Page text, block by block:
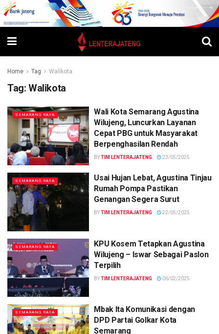
Home Tag Walikota
Tag: Walikota
SEMARANG RAYA
Wali Kota Semarang Agustina
Wilujeng, Luncurkan Layanan
Cepat PBG untuk Masyarakat
Berpenghasilan Rendah
BYTIM LENTERAJATENG 23/05/2025
SEMARANG RAYA
Usai Hujan Lebat, Agustina Tinjau
Rumah Pompa Pastikan
Genangan Segera Surut
BYTIM LENTERAJATENG 22/05/2025
SEMARANG RAYA
KPU Kosem Tetapkan Agustina
Wilujeng – Iswar Sebagai Paslon
Terpilih
BYTIM LENTERAJATENG 06/02/2025
SEMARANG RAYA
Mbak Ita Komunikasi dengan
DPD Partai Golkar Kota
Semarang